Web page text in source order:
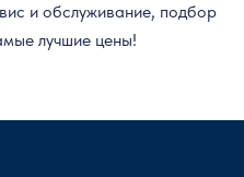
и обслуживание, подбор
лучшие цены!